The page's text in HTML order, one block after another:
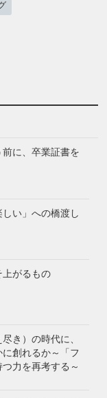
前に、卒業証書を
しい」への橋渡し
がるもの
き）の時代に、
に創れるか～「フ
力を再考する～